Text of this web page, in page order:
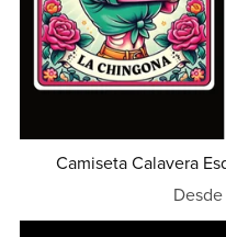
Camiseta Calavera